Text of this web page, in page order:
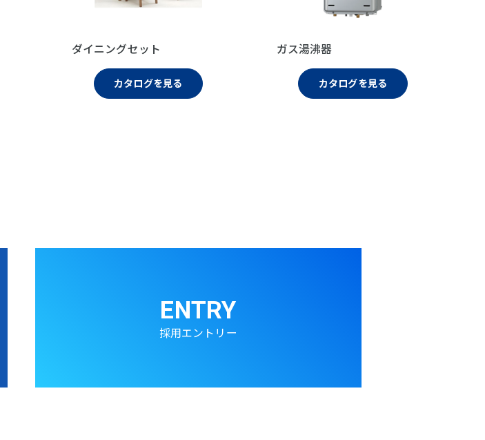
ダイニングセット
カタログを見る
ガス湯沸器
カタログを見る
ENTRY
採用エントリー